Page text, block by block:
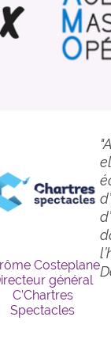
Delpuget
Communication
Les Folies